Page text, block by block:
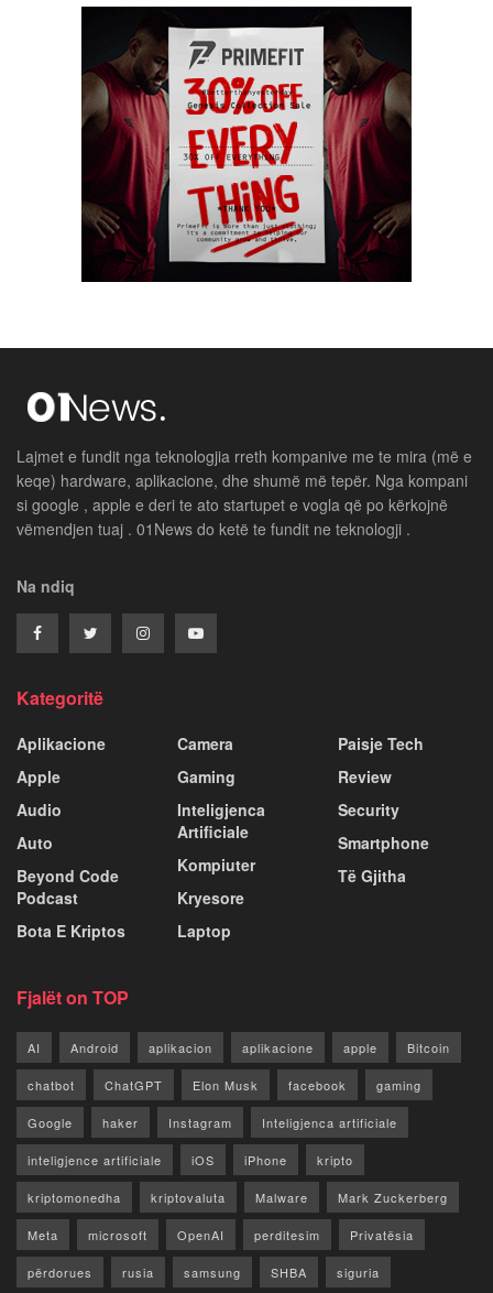
Lajmet e fundit nga teknologjia rreth kompanive me te mira (më e
keqe) hardware, aplikacione, dhe shumë më tepër. Nga kompani
si google , apple e deri te ato startupet e vogla që po kërkojnë
vëmendjen tuaj . 01News do ketë te fundit ne teknologji .
Na ndiq
Kategoritë
Aplikacione
Apple
Audio
Auto
Beyond Code
Podcast
Bota E Kriptos
Camera
Gaming
Inteligjenca
Artificiale
Kompiuter
Kryesore
Laptop
Paisje Tech
Review
Security
Smartphone
Të Gjitha
Fjalët on TOP
AI Android aplikacion aplikacione apple Bitcoin
chatbot ChatGPT Elon Musk facebook gaming
Google haker Instagram Inteligjenca artificiale
inteligjence artificiale iOS iPhone kripto
kriptomonedha kriptovaluta Malware Mark Zuckerberg
Meta microsoft OpenAI perditesim Privatësia
përdorues rusia samsung SHBA siguria